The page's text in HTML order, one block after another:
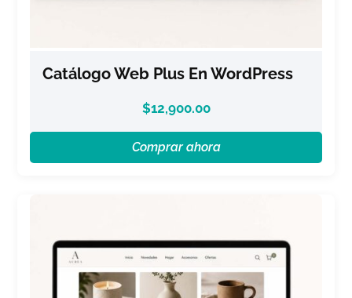
Catálogo Web Plus En WordPress
$12,900.00
Comprar ahora